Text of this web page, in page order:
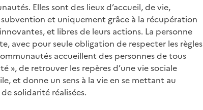
Elles sont des lieux d’accueil, de vie,
et uniquement grâce à la récupération
et libres de leurs actions. La personne
avec pour seule obligation de respecter les règles
accueillent des personnes de tous
», de retrouver les repères d’une vie sociale
et donne un sens à la vie en se mettant au
solidarité réalisées.